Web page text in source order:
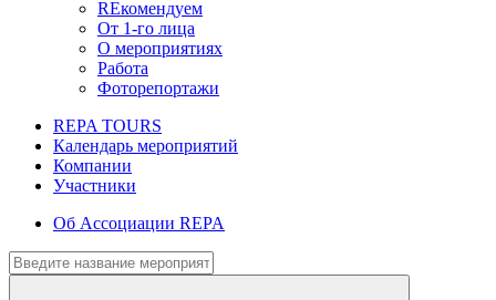
REкомендуем
От 1-го лица
О мероприятиях
Работа
Фоторепортажи
REPA TOURS
Календарь мероприятий
Компании
Участники
Об Ассоциации REPA